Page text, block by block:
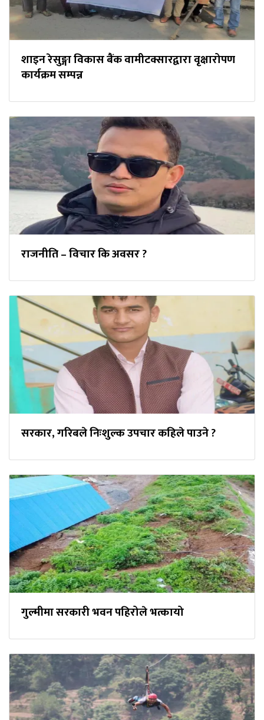
शाइन रेसुङ्गा विकास बैंक वामीटक्सारद्वारा वृक्षारोपण
कार्यक्रम सम्पन्न
राजनीति – विचार कि अवसर ?
सरकार, गरिबले निःशुल्क उपचार कहिले पाउने ?
गुल्मीमा सरकारी भवन पहिरोले भत्कायो